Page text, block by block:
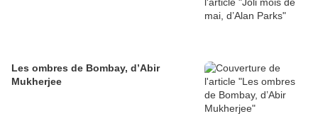
Les ombres de Bombay, d’Abir
Mukherjee